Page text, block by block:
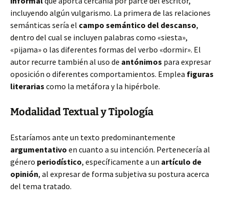
incluyendo algún vulgarismo. La primera de las relaciones
semánticas sería el campo semántico del descanso,
dentro del cual se incluyen palabras como «siesta»,
«pijama» o las diferentes formas del verbo «dormir». El
autor recurre también al uso de antónimos para expresar
oposición o diferentes comportamientos. Emplea figuras
literarias como la metáfora y la hipérbole.
Modalidad Textual y Tipología
Estaríamos ante un texto predominantemente
argumentativo en cuanto a su intención. Pertenecería al
género periodístico, específicamente a un artículo de
opinión, al expresar de forma subjetiva su postura acerca
del tema tratado.